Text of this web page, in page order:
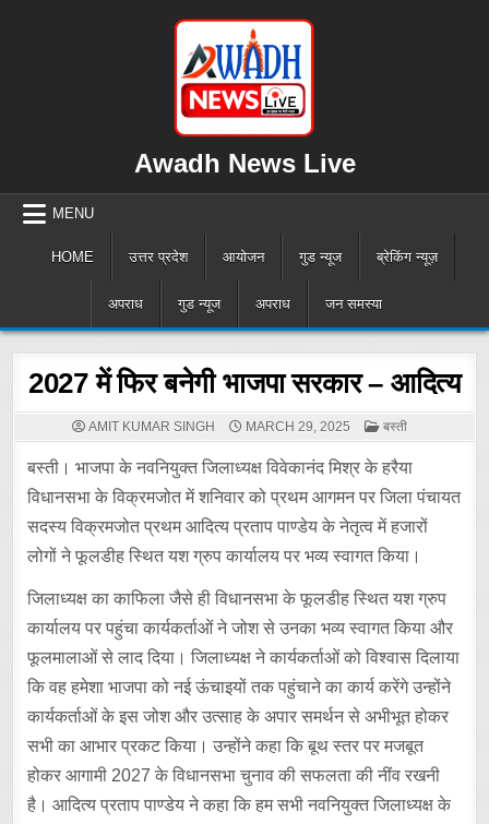
Awadh News Live
MENU
HOME उत्तर प्रदेश आयोजन गुड न्यूज ब्रेकिंग न्यूज़
अपराध गुड न्यूज अपराध जन समस्या
2027 में फिर बनेगी भाजपा सरकार – आदित्य
AMIT KUMAR SINGH MARCH 29, 2025
POSTED
IN
बस्ती
बस्ती। भाजपा के नवनियुक्त जिलाध्यक्ष विवेकानंद मिश्र के हरैया
विधानसभा के विक्रमजोत में शनिवार को प्रथम आगमन पर जिला पंचायत
सदस्य विक्रमजोत प्रथम आदित्य प्रताप पाण्डेय के नेतृत्व में हजारों
लोगों ने फूलडीह स्थित यश ग्रुप कार्यालय पर भव्य स्वागत किया।
जिलाध्यक्ष का काफिला जैसे ही विधानसभा के फूलडीह स्थित यश ग्रुप
कार्यालय पर पहुंचा कार्यकर्ताओं ने जोश से उनका भव्य स्वागत किया और
फूलमालाओं से लाद दिया। जिलाध्यक्ष ने कार्यकर्ताओं को विश्वास दिलाया
कि वह हमेशा भाजपा को नई ऊंचाइयों तक पहुंचाने का कार्य करेंगे उन्होंने
कार्यकर्ताओं के इस जोश और उत्साह के अपार समर्थन से अभीभूत होकर
सभी का आभार प्रकट किया। उन्होंने कहा कि बूथ स्तर पर मजबूत
होकर आगामी 2027 के विधानसभा चुनाव की सफलता की नींव रखनी
है। आदित्य प्रताप पाण्डेय ने कहा कि हम सभी नवनियुक्त जिलाध्यक्ष के